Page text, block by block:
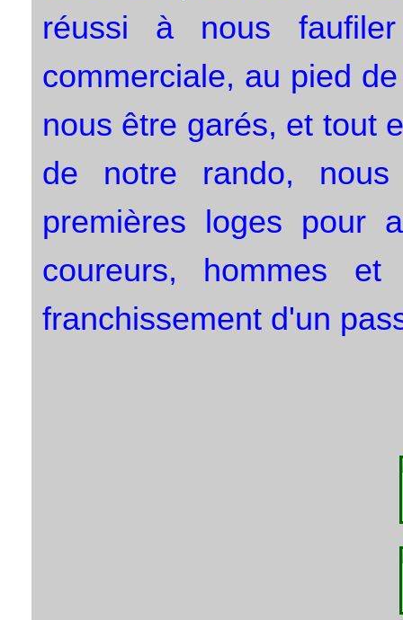
réussi à nous
commerciale, au pied
nous être garés, et tout
de notre rando,
premières loges pour
coureurs, hommes
franchissement d'un